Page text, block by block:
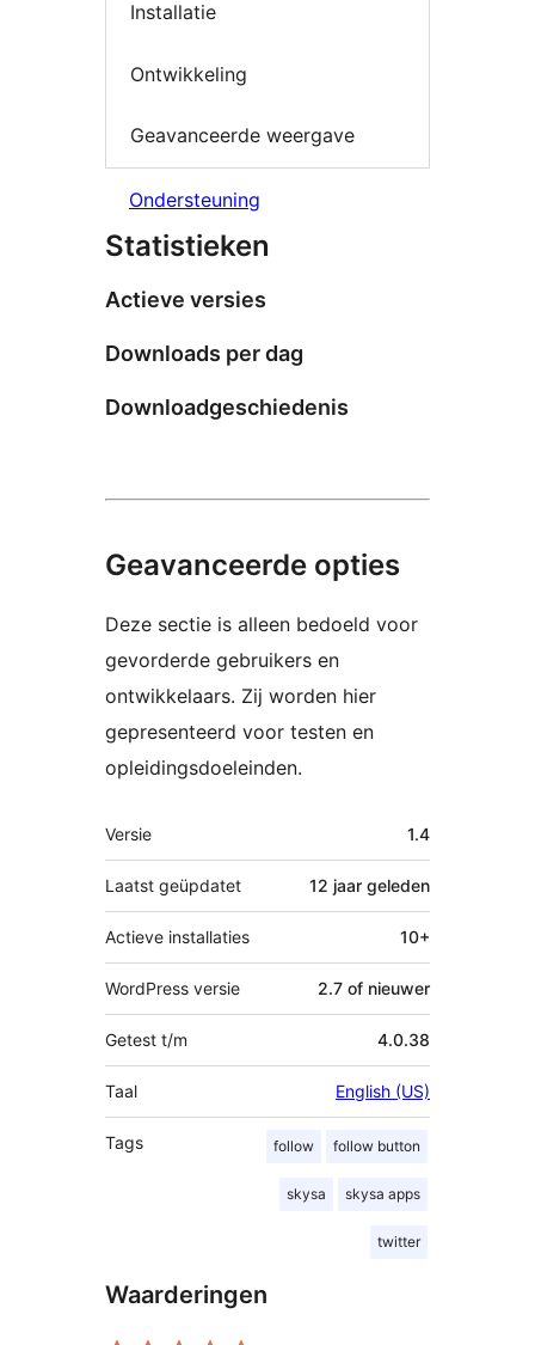
Installatie
Ontwikkeling
Geavanceerde weergave
Ondersteuning
Statistieken
Actieve versies
Downloads per dag
Downloadgeschiedenis
Geavanceerde opties
Deze sectie is alleen bedoeld voor
gevorderde gebruikers en
ontwikkelaars. Zij worden hier
gepresenteerd voor testen en
opleidingsdoeleinden.
Meta
Versie 1.4
Laatst geüpdatet 12 jaar geleden
Actieve installaties 10+
WordPress versie 2.7 of nieuwer
Getest t/m 4.0.38
Taal English (US)
Tags follow follow button
skysa skysa apps
twitter
Waarderingen